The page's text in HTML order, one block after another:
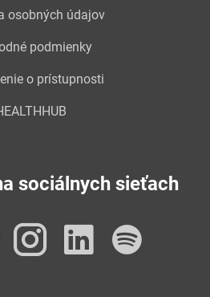
osobných údajov
podmienky
o prístupnosti
sociálnych sieťach
Instagram